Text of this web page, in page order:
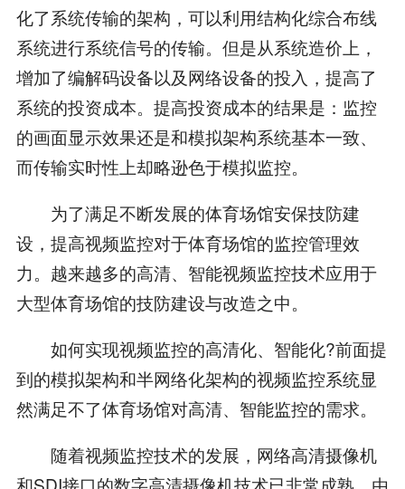
化了系统传输的架构，可以利用结构化综合布线
系统进行系统信号的传输。但是从系统造价上，
增加了编解码设备以及网络设备的投入，提高了
系统的投资成本。提高投资成本的结果是：监控
的画面显示效果还是和模拟架构系统基本一致、
而传输实时性上却略逊色于模拟监控。
为了满足不断发展的体育场馆安保技防建
设，提高视频监控对于体育场馆的监控管理效
力。越来越多的高清、智能视频监控技术应用于
大型体育场馆的技防建设与改造之中。
如何实现视频监控的高清化、智能化?前面提
到的模拟架构和半网络化架构的视频监控系统显
然满足不了体育场馆对高清、智能监控的需求。
随着视频监控技术的发展，网络高清摄像机
和SDI接口的数字高清摄像机技术已非常成熟。由